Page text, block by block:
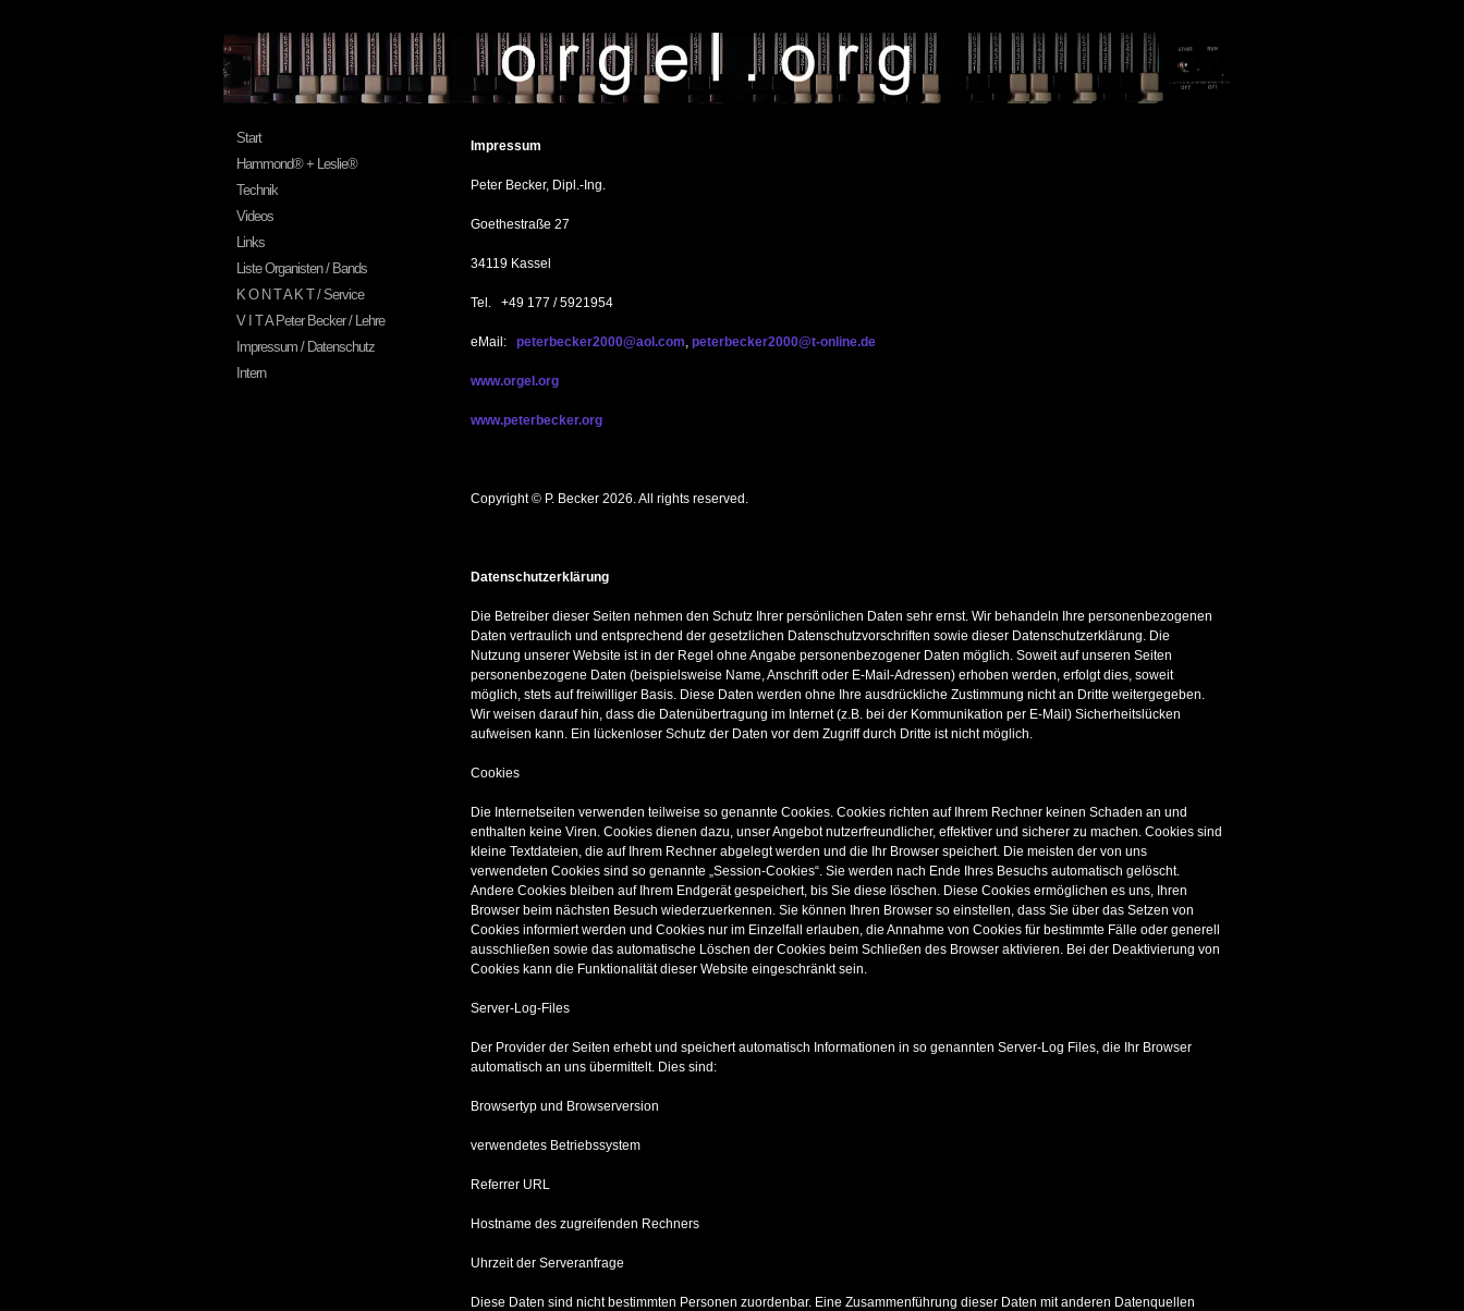
Start
Hammond® + Leslie®
Technik
Videos
Links
Liste Organisten / Bands
K O N T A K T / Service
V I T A Peter Becker / Lehre
Impressum / Datenschutz
Intern
Impressum
Peter Becker, Dipl.-Ing.
Goethestraße 27
34119 Kassel
Tel. +49 177 / 5921954
eMail: peterbecker2000@aol.com peterbecker2000@t-online.de
www.orgel.org
www.peterbecker.org
Copyright © P. Becker 2026. All rights reserved.
Datenschutzerklärung
Die Betreiber dieser Seiten nehmen den Schutz Ihrer persönlichen Daten sehr ernst. Wir behandeln Ihre personenbezogenen
Daten vertraulich und entsprechend der gesetzlichen Datenschutzvorschriften sowie dieser Datenschutzerklärung. Die
Nutzung unserer Website ist in der Regel ohne Angabe personenbezogener Daten möglich. Soweit auf unseren Seiten
personenbezogene Daten (beispielsweise Name, Anschrift oder E-Mail-Adressen) erhoben werden, erfolgt dies, soweit
möglich, stets auf freiwilliger Basis. Diese Daten werden ohne Ihre ausdrückliche Zustimmung nicht an Dritte weitergegeben.
Wir weisen darauf hin, dass die Datenübertragung im Internet (z.B. bei der Kommunikation per E-Mail) Sicherheitslücken
aufweisen kann. Ein lückenloser Schutz der Daten vor dem Zugriff durch Dritte ist nicht möglich.
Cookies
Die Internetseiten verwenden teilweise so genannte Cookies. Cookies richten auf Ihrem Rechner keinen Schaden an und
enthalten keine Viren. Cookies dienen dazu, unser Angebot nutzerfreundlicher, effektiver und sicherer zu machen. Cookies sind
kleine Textdateien, die auf Ihrem Rechner abgelegt werden und die Ihr Browser speichert. Die meisten der von uns
verwendeten Cookies sind so genannte „Session-Cookies“. Sie werden nach Ende Ihres Besuchs automatisch gelöscht.
Andere Cookies bleiben auf Ihrem Endgerät gespeichert, bis Sie diese löschen. Diese Cookies ermöglichen es uns, Ihren
Browser beim nächsten Besuch wiederzuerkennen. Sie können Ihren Browser so einstellen, dass Sie über das Setzen von
Cookies informiert werden und Cookies nur im Einzelfall erlauben, die Annahme von Cookies für bestimmte Fälle oder generell
ausschließen sowie das automatische Löschen der Cookies beim Schließen des Browser aktivieren. Bei der Deaktivierung von
Cookies kann die Funktionalität dieser Website eingeschränkt sein.
Server-Log-Files
Der Provider der Seiten erhebt und speichert automatisch Informationen in so genannten Server-Log Files, die Ihr Browser
automatisch an uns übermittelt. Dies sind:
Browsertyp und Browserversion
verwendetes Betriebssystem
Referrer URL
Hostname des zugreifenden Rechners
Uhrzeit der Serveranfrage
Diese Daten sind nicht bestimmten Personen zuordenbar. Eine Zusammenführung dieser Daten mit anderen Datenquellen